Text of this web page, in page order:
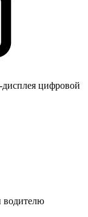
цифровой
водителю